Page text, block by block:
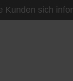
Kunden sich